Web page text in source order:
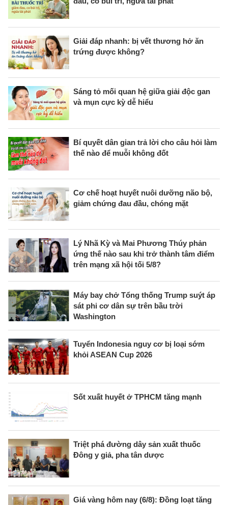
Giải đáp nhanh: bị vết thương hở ăn
trứng được không?
Sáng tỏ mối quan hệ giữa giải độc gan
và mụn cực kỳ dễ hiểu
Bí quyết dân gian trả lời cho câu hỏi làm
thế nào để muỗi không đốt
Cơ chế hoạt huyết nuôi dưỡng não bộ,
giảm chứng đau đầu, chóng mặt
Lý Nhã Kỳ và Mai Phương Thúy phản
ứng thế nào sau khi trở thành tâm điểm
trên mạng xã hội tối 5/8?
Máy bay chở Tổng thống Trump suýt áp
sát phi cơ dân sự trên bầu trời
Washington
Tuyển Indonesia nguy cơ bị loại sớm
khỏi ASEAN Cup 2026
Sốt xuất huyết ở TPHCM tăng mạnh
Triệt phá đường dây sản xuất thuốc
Đông y giả, pha tân dược
Giá vàng hôm nay (6/8): Đồng loạt tăng